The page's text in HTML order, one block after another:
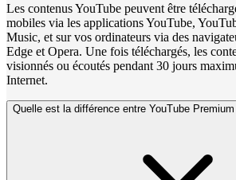
Les contenus YouTube peuvent être
mobiles via les applications YouTube,
Music, et sur vos ordinateurs via des
Edge et Opera. Une fois téléchargés, les
visionnés ou écoutés pendant 30 jours
Internet.
Quelle est la différence entre YouTube